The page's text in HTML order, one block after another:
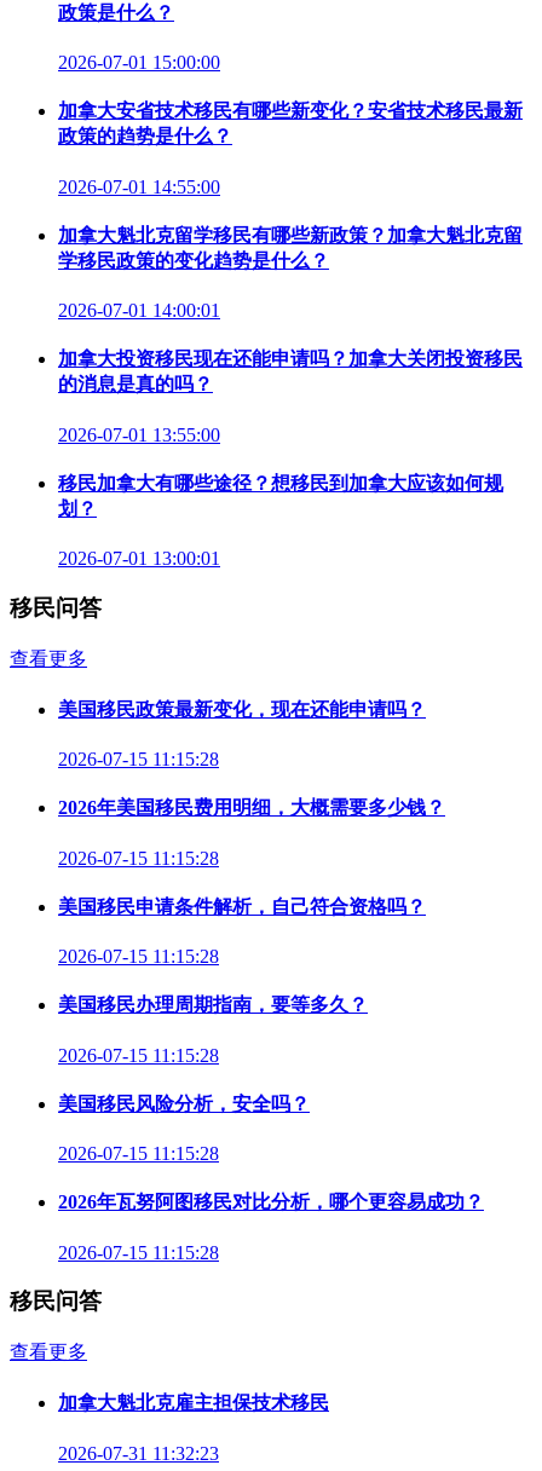
政策是什么？
2026-07-01 15:00:00
加拿大安省技术移民有哪些新变化？安省技术移民最新
政策的趋势是什么？
2026-07-01 14:55:00
加拿大魁北克留学移民有哪些新政策？加拿大魁北克留
学移民政策的变化趋势是什么？
2026-07-01 14:00:01
加拿大投资移民现在还能申请吗？加拿大关闭投资移民
的消息是真的吗？
2026-07-01 13:55:00
移民加拿大有哪些途径？想移民到加拿大应该如何规
划？
2026-07-01 13:00:01
移民问答
查看更多
美国移民政策最新变化，现在还能申请吗？
2026-07-15 11:15:28
2026年美国移民费用明细，大概需要多少钱？
2026-07-15 11:15:28
美国移民申请条件解析，自己符合资格吗？
2026-07-15 11:15:28
美国移民办理周期指南，要等多久？
2026-07-15 11:15:28
美国移民风险分析，安全吗？
2026-07-15 11:15:28
2026年瓦努阿图移民对比分析，哪个更容易成功？
2026-07-15 11:15:28
移民问答
查看更多
加拿大魁北克雇主担保技术移民
2026-07-31 11:32:23